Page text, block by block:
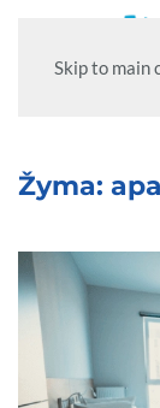
Skip to main
Žyma: